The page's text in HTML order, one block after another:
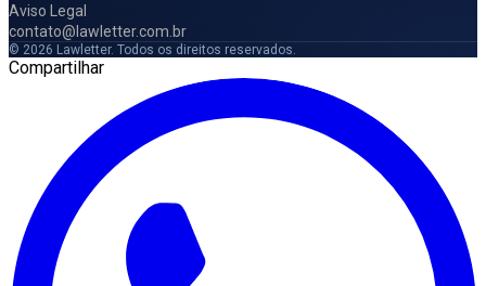
Aviso Legal
contato@lawletter.com.br
© 2026 Lawletter. Todos os direitos reservados.
Compartilhar